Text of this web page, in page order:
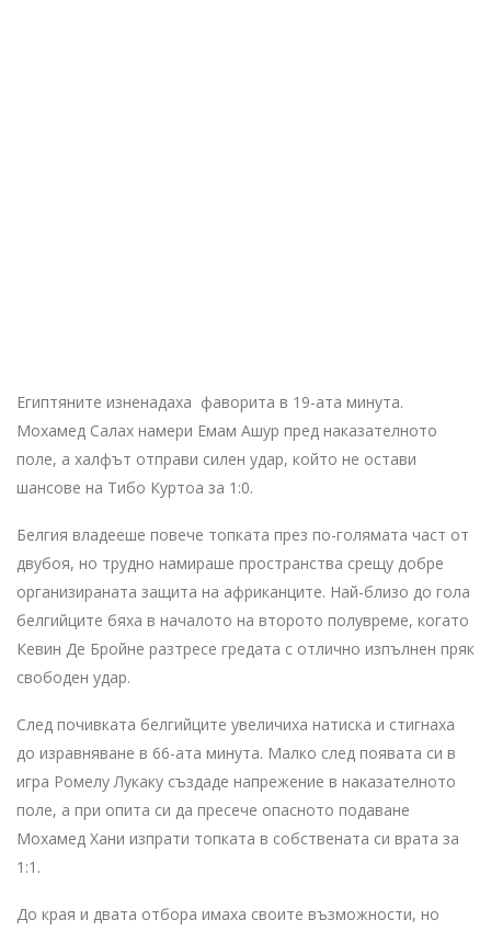
Египтяните изненадаха фаворита в 19-ата минута.
Мохамед Салах намери Емам Ашур пред наказателното
поле, а халфът отправи силен удар, който не остави
шансове на Тибо Куртоа за 1:0.
Белгия владееше повече топката през по-голямата част от
двубоя, но трудно намираше пространства срещу добре
организираната защита на африканците. Най-близо до гола
белгийците бяха в началото на второто полувреме, когато
Кевин Де Бройне разтресе гредата с отлично изпълнен пряк
свободен удар.
След почивката белгийците увеличиха натиска и стигнаха
до изравняване в 66-ата минута. Малко след появата си в
игра Ромелу Лукаку създаде напрежение в наказателното
поле, а при опита си да пресече опасното подаване
Мохамед Хани изпрати топката в собствената си врата за
1:1.
До края и двата отбора имаха своите възможности, но